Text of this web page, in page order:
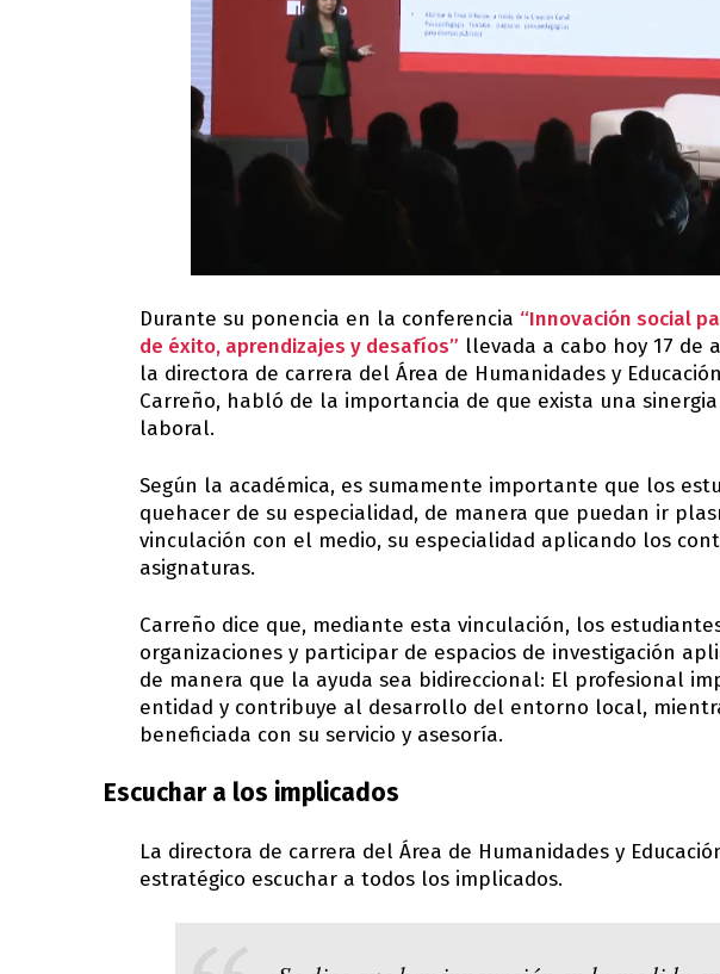
Durante su ponencia en la conferencia “Innovación social
de éxito, aprendizajes y desafíos” llevada a cabo hoy 17 de
la directora de carrera del Área de Humanidades y
Carreño, habló de la importancia de que exista una
laboral.
Según la académica, es sumamente importante que los
quehacer de su especialidad, de manera que puedan ir
vinculación con el medio, su especialidad aplicando los
asignaturas.
Carreño dice que, mediante esta vinculación, los
organizaciones y participar de espacios de investigación
de manera que la ayuda sea bidireccional: El profesional
entidad y contribuye al desarrollo del entorno local,
beneficiada con su servicio y asesoría.
Escuchar a los implicados
La directora de carrera del Área de Humanidades y
estratégico escuchar a todos los implicados.